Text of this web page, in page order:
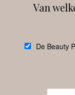
Van
De Beauty